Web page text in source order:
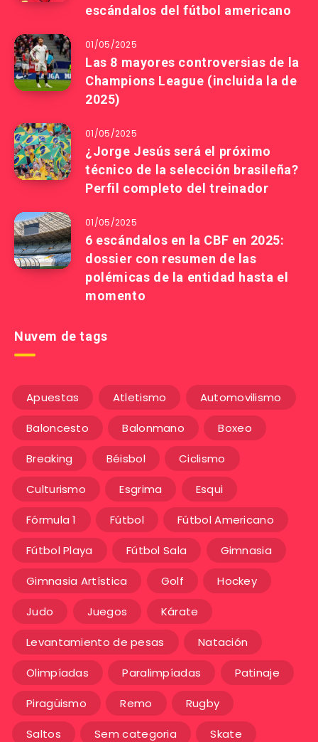
escándalos del fútbol americano
01/05/2025
Las 8 mayores controversias de la
Champions League (incluida la de
2025)
01/05/2025
¿Jorge Jesús será el próximo
técnico de la selección brasileña?
Perfil completo del treinador
01/05/2025
6 escándalos en la CBF en 2025:
dossier con resumen de las
polémicas de la entidad hasta el
momento
Nuvem de tags
Apuestas Atletismo Automovilismo
Baloncesto Balonmano Boxeo
Breaking Béisbol Ciclismo
Culturismo Esgrima Esqui
Fórmula 1 Fútbol Fútbol Americano
Fútbol Playa Fútbol Sala Gimnasia
Gimnasia Artística Golf Hockey
Judo Juegos Kárate
Levantamiento de pesas Natación
Olimpíadas Paralimpíadas Patinaje
Piragüismo Remo Rugby
Saltos Sem categoria Skate